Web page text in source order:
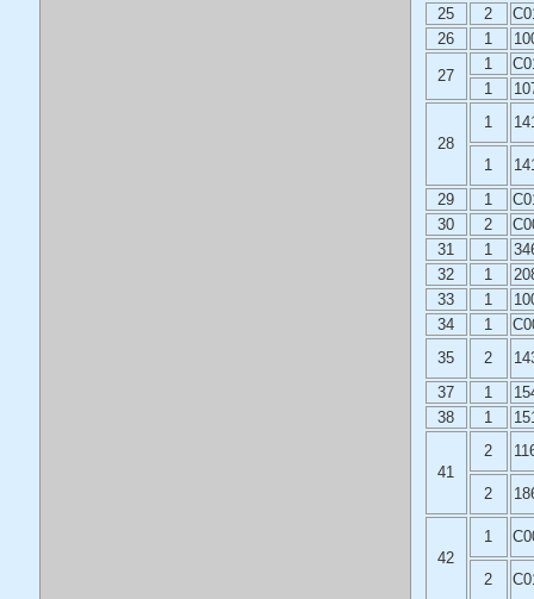
25
2
26
1
27
1
1
28
1
1
29
1
30
2
31
1
32
1
33
1
34
1
35
2
37
1
38
1
41
2
2
42
1
2